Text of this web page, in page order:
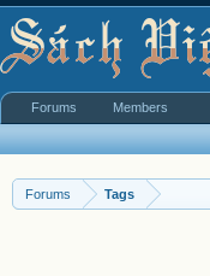
Forums Tags
Forums Members